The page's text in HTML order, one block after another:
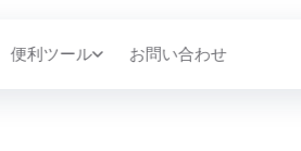
便利ツール お問い合わせ